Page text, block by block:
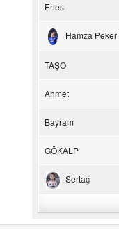
Enes
Hamza Peker
TAŞO
Ahmet
Bayram
GÖKALP
Sertaç